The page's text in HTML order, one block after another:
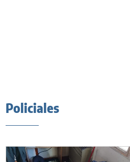
Policiales